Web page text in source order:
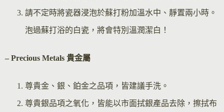
請不定時將瓷器浸泡於蘇打粉加溫水中、靜置兩小時。
泡過蘇打浴的白瓷，將會特別溫潤潔白！
– Precious Metals 貴金屬
尊貴金、銀、鉑金之品項，皆建議手洗。
尊貴銀品項之氧化，皆能以市面拭銀產品去除，擦拭布